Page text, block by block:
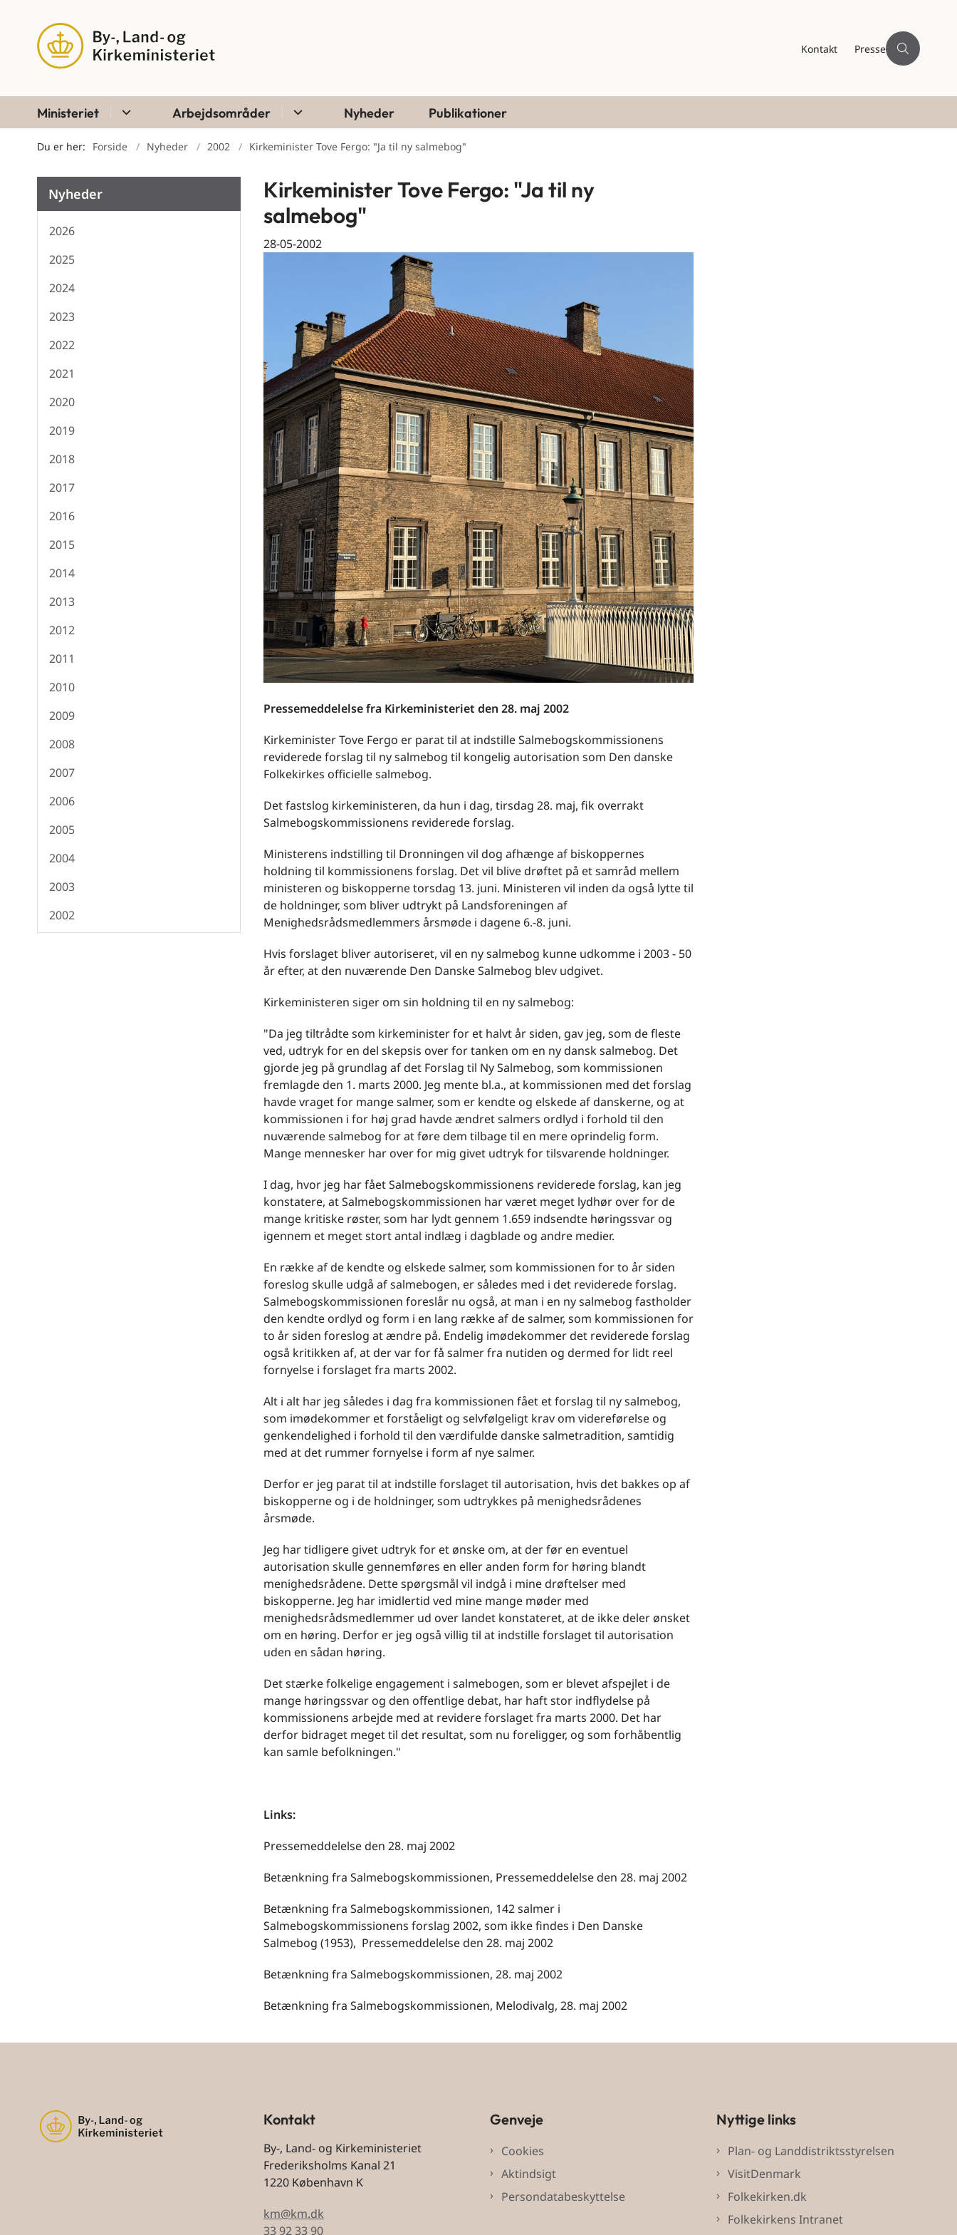
Kontakt Presse
Ministeriet Arbejdsområder Nyheder Publikationer
Du er her: Forside Nyheder 2002 Kirkeminister Tove Fergo: "Ja til ny salmebog"
Nyheder
2026
2025
2024
2023
2022
2021
2020
2019
2018
2017
2016
2015
2014
2013
2012
2011
2010
2009
2008
2007
2006
2005
2004
2003
2002
Kirkeminister Tove Fergo: "Ja til ny
salmebog"
28-05-2002
Pressemeddelelse fra Kirkeministeriet den 28. maj 2002
Kirkeminister Tove Fergo er parat til at indstille Salmebogskommissionens
reviderede forslag til ny salmebog til kongelig autorisation som Den danske
Folkekirkes officielle salmebog.
Det fastslog kirkeministeren, da hun i dag, tirsdag 28. maj, fik overrakt
Salmebogskommissionens reviderede forslag.
Ministerens indstilling til Dronningen vil dog afhænge af biskoppernes
holdning til kommissionens forslag. Det vil blive drøftet på et samråd mellem
ministeren og biskopperne torsdag 13. juni. Ministeren vil inden da også lytte til
de holdninger, som bliver udtrykt på Landsforeningen af
Menighedsrådsmedlemmers årsmøde i dagene 6.-8. juni.
Hvis forslaget bliver autoriseret, vil en ny salmebog kunne udkomme i 2003 - 50
år efter, at den nuværende Den Danske Salmebog blev udgivet.
Kirkeministeren siger om sin holdning til en ny salmebog:
"Da jeg tiltrådte som kirkeminister for et halvt år siden, gav jeg, som de fleste
ved, udtryk for en del skepsis over for tanken om en ny dansk salmebog. Det
gjorde jeg på grundlag af det Forslag til Ny Salmebog, som kommissionen
fremlagde den 1. marts 2000. Jeg mente bl.a., at kommissionen med det forslag
havde vraget for mange salmer, som er kendte og elskede af danskerne, og at
kommissionen i for høj grad havde ændret salmers ordlyd i forhold til den
nuværende salmebog for at føre dem tilbage til en mere oprindelig form.
Mange mennesker har over for mig givet udtryk for tilsvarende holdninger.
I dag, hvor jeg har fået Salmebogskommissionens reviderede forslag, kan jeg
konstatere, at Salmebogskommissionen har været meget lydhør over for de
mange kritiske røster, som har lydt gennem 1.659 indsendte høringssvar og
igennem et meget stort antal indlæg i dagblade og andre medier.
En række af de kendte og elskede salmer, som kommissionen for to år siden
foreslog skulle udgå af salmebogen, er således med i det reviderede forslag.
Salmebogskommissionen foreslår nu også, at man i en ny salmebog fastholder
den kendte ordlyd og form i en lang række af de salmer, som kommissionen for
to år siden foreslog at ændre på. Endelig imødekommer det reviderede forslag
også kritikken af, at der var for få salmer fra nutiden og dermed for lidt reel
fornyelse i forslaget fra marts 2002.
Alt i alt har jeg således i dag fra kommissionen fået et forslag til ny salmebog,
som imødekommer et forståeligt og selvfølgeligt krav om videreførelse og
genkendelighed i forhold til den værdifulde danske salmetradition, samtidig
med at det rummer fornyelse i form af nye salmer.
Derfor er jeg parat til at indstille forslaget til autorisation, hvis det bakkes op af
biskopperne og i de holdninger, som udtrykkes på menighedsrådenes
årsmøde.
Jeg har tidligere givet udtryk for et ønske om, at der før en eventuel
autorisation skulle gennemføres en eller anden form for høring blandt
menighedsrådene. Dette spørgsmål vil indgå i mine drøftelser med
biskopperne. Jeg har imidlertid ved mine mange møder med
menighedsrådsmedlemmer ud over landet konstateret, at de ikke deler ønsket
om en høring. Derfor er jeg også villig til at indstille forslaget til autorisation
uden en sådan høring.
Det stærke folkelige engagement i salmebogen, som er blevet afspejlet i de
mange høringssvar og den offentlige debat, har haft stor indflydelse på
kommissionens arbejde med at revidere forslaget fra marts 2000. Det har
derfor bidraget meget til det resultat, som nu foreligger, og som forhåbentlig
kan samle befolkningen."
Links:
Pressemeddelelse den 28. maj 2002
Betænkning fra Salmebogskommissionen, Pressemeddelelse den 28. maj 2002
Betænkning fra Salmebogskommissionen, 142 salmer i
Salmebogskommissionens forslag 2002, som ikke findes i Den Danske
Salmebog (1953), Pressemeddelelse den 28. maj 2002
Betænkning fra Salmebogskommissionen, 28. maj 2002
Betænkning fra Salmebogskommissionen, Melodivalg, 28. maj 2002
Kontakt
By-, Land- og Kirkeministeriet
Frederiksholms Kanal 21
1220 København K
km@km.dk
33 92 33 90
Genveje
Cookies
Aktindsigt
Persondatabeskyttelse
Nyttige links
Plan- og Landdistriktsstyrelsen
VisitDenmark
Folkekirken.dk
Folkekirkens Intranet